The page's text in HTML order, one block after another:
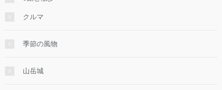
クルマ
季節の風物
山岳城